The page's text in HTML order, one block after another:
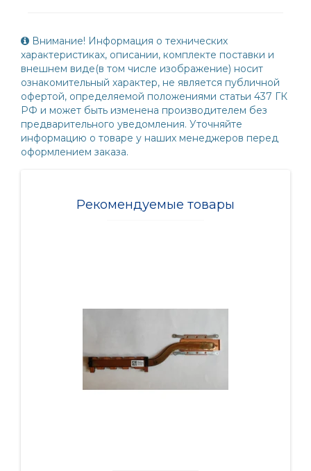
Внимание! Информация о технических
характеристиках, описании, комплекте поставки и
внешнем виде(в том числе изображение) носит
ознакомительный характер, не является публичной
офертой, определяемой положениями статьи 437 ГК
РФ и может быть изменена производителем без
предварительного уведомления. Уточняйте
информацию о товаре у наших менеджеров перед
оформлением заказа.
Рекомендуемые товары